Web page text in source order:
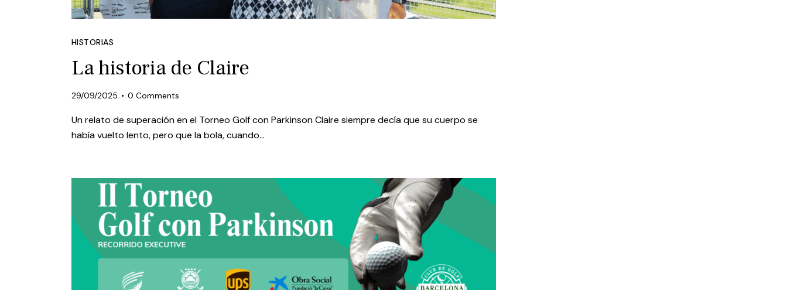
HISTORIAS
La historia de Claire
29/09/2025 0 Comments
Un relato de superación en el Torneo Golf con Parkinson Claire siempre decía que su cuerpo se
había vuelto lento, pero que la bola, cuando…